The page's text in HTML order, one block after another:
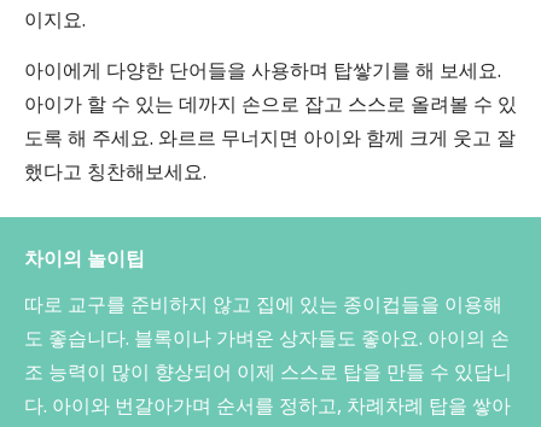
이지요.
아이에게 다양한 단어들을 사용하며 탑쌓기를 해 보세요.
아이가 할 수 있는 데까지 손으로 잡고 스스로 올려볼 수 있
도록 해 주세요. 와르르 무너지면 아이와 함께 크게 웃고 잘
했다고 칭찬해보세요.
차이의 놀이팁
따로 교구를 준비하지 않고 집에 있는 종이컵들을 이용해
도 좋습니다. 블록이나 가벼운 상자들도 좋아요. 아이의 손
조 능력이 많이 향상되어 이제 스스로 탑을 만들 수 있답니
다. 아이와 번갈아가며 순서를 정하고, 차례차례 탑을 쌓아